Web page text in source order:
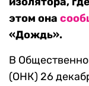
этом она
«Дождь».
В
(ОНК) 26